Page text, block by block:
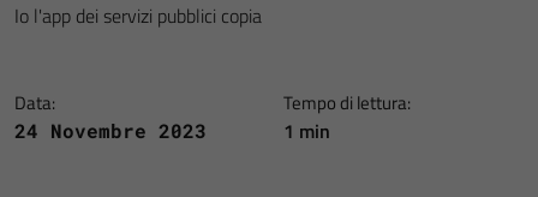
Io l'app dei servizi pubblici copia
Data:
24 Novembre 2023
Tempo di lettura:
1 min